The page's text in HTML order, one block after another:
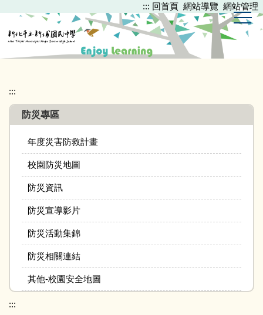
主
內
::: 回首頁 網站導覽 網站管理
:::
防災專區
年度災害防救計畫
校園防災地圖
防災資訊
防災宣導影片
防災活動集錦
防災相關連結
其他-校園安全地圖
:::